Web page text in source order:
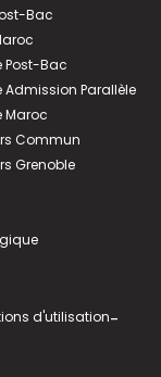
Bac
Post-Bac
Parallèle
Maroc
Commun
Grenoble
d'utilisation-